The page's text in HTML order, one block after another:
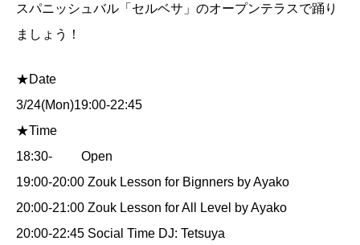
スパニッシュバル「セルベサ」のオープンテラスで踊り
ましょう！
★Date
3/24(Mon)19:00-22:45
★Time
18:30- Open
19:00-20:00 Zouk Lesson for Bignners by Ayako
20:00-21:00 Zouk Lesson for All Level by Ayako
20:00-22:45 Social Time DJ: Tetsuya